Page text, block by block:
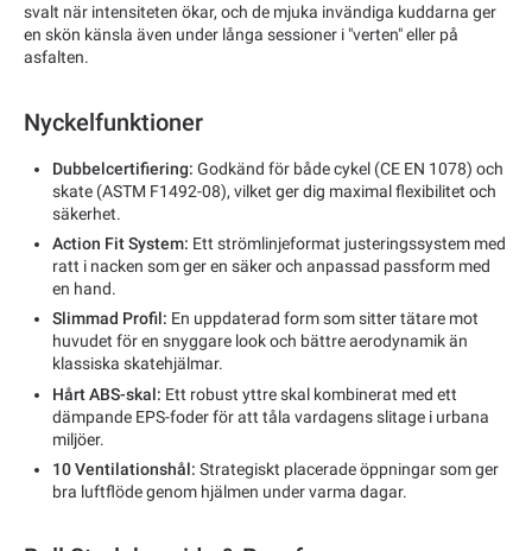
svalt när intensiteten ökar, och de mjuka invändiga kuddarna ger
en skön känsla även under långa sessioner i "verten" eller på
asfalten.
Nyckelfunktioner
Dubbelcertifiering: Godkänd för både cykel (CE EN 1078) och
skate (ASTM F1492-08), vilket ger dig maximal flexibilitet och
säkerhet.
Action Fit System: Ett strömlinjeformat justeringssystem med
ratt i nacken som ger en säker och anpassad passform med
en hand.
Slimmad Profil: En uppdaterad form som sitter tätare mot
huvudet för en snyggare look och bättre aerodynamik än
klassiska skatehjälmar.
Hårt ABS-skal: Ett robust yttre skal kombinerat med ett
dämpande EPS-foder för att tåla vardagens slitage i urbana
miljöer.
10 Ventilationshål: Strategiskt placerade öppningar som ger
bra luftflöde genom hjälmen under varma dagar.